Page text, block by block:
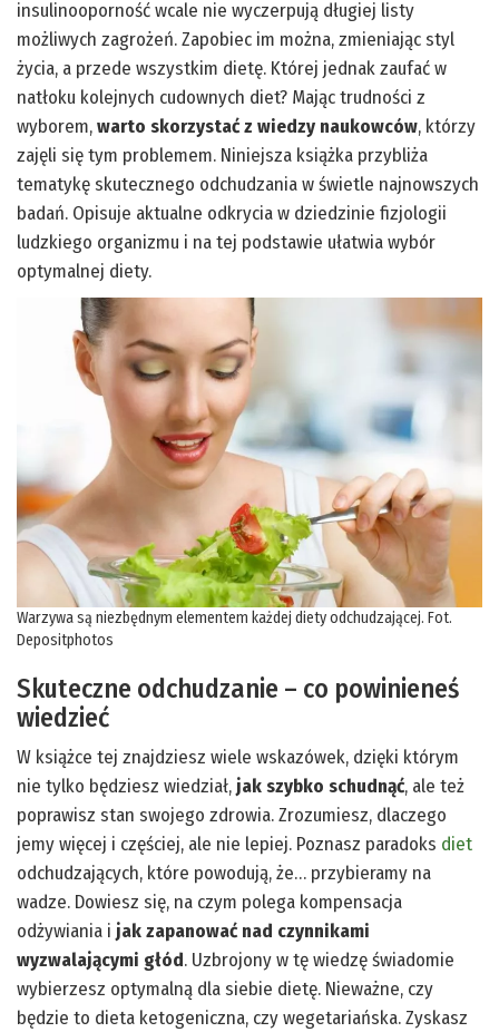
insulinooporność wcale nie wyczerpują długiej listy
możliwych zagrożeń. Zapobiec im można, zmieniając styl
życia, a przede wszystkim dietę. Której jednak zaufać w
natłoku kolejnych cudownych diet? Mając trudności z
wyborem,warto skorzystać z wiedzy naukowców, którzy
zajęli się tym problemem. Niniejsza książka przybliża
tematykę skutecznego odchudzania w świetle najnowszych
badań. Opisuje aktualne odkrycia w dziedzinie fizjologii
ludzkiego organizmu i na tej podstawie ułatwia wybór
optymalnej diety.
Warzywa są niezbędnym elementem każdej diety odchudzającej. Fot.
Depositphotos
Skuteczne odchudzanie – co powinieneś
wiedzieć
W książce tej znajdziesz wiele wskazówek, dzięki którym
nie tylko będziesz wiedział,jak szybko schudnąć, ale też
poprawisz stan swojego zdrowia. Zrozumiesz, dlaczego
jemy więcej i częściej, ale nie lepiej. Poznasz paradoks diet
odchudzających, które powodują, że… przybieramy na
wadze. Dowiesz się, na czym polega kompensacja
odżywiania i jak zapanować nad czynnikami
wyzwalającymi głód. Uzbrojony w tę wiedzę świadomie
wybierzesz optymalną dla siebie dietę. Nieważne, czy
będzie to dieta ketogeniczna, czy wegetariańska. Zyskasz